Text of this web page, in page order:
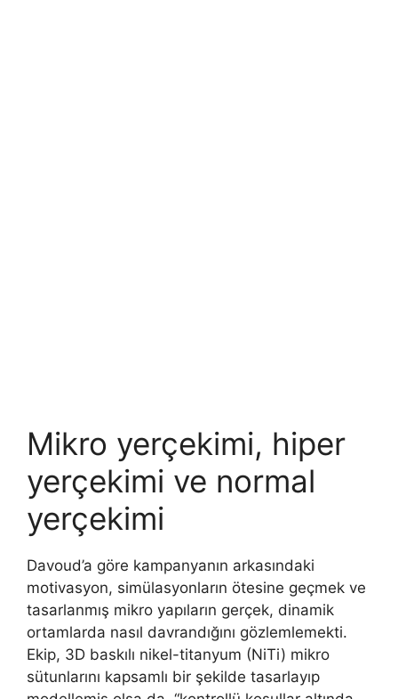
Mikro yerçekimi, hiper
yerçekimi ve normal
yerçekimi
Davoud’a göre kampanyanın arkasındaki
motivasyon, simülasyonların ötesine geçmek ve
tasarlanmış mikro yapıların gerçek, dinamik
ortamlarda nasıl davrandığını gözlemlemekti.
Ekip, 3D baskılı nikel-titanyum (NiTi) mikro
sütunlarını kapsamlı bir şekilde tasarlayıp